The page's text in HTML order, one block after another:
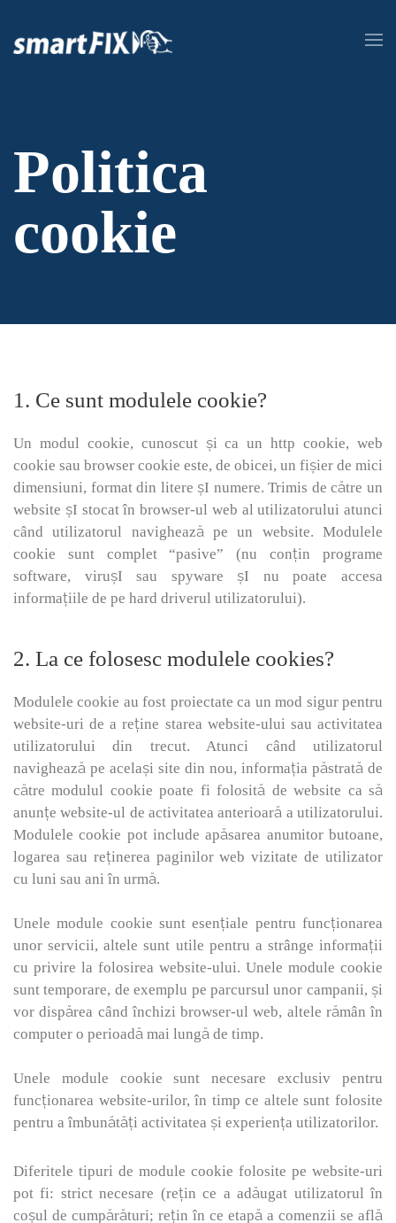
Skip to main content
Politica
cookie
1. Ce sunt modulele cookie?
Un modul cookie, cunoscut și ca un http cookie, web
cookie sau browser cookie este, de obicei, un fișier de mici
dimensiuni, format din litere șI numere. Trimis de către un
website șI stocat în browser-ul web al utilizatorului atunci
când utilizatorul navighează pe un website. Modulele
cookie sunt complet “pasive” (nu conțin programe
software, virușI sau spyware șI nu poate accesa
informațiile de pe hard driverul utilizatorului).
2. La ce folosesc modulele cookies?
Modulele cookie au fost proiectate ca un mod sigur pentru
website-uri de a reține starea website-ului sau activitatea
utilizatorului din trecut. Atunci când utilizatorul
navighează pe același site din nou, informația păstrată de
către modulul cookie poate fi folosită de website ca să
anunțe website-ul de activitatea anterioară a utilizatorului.
Modulele cookie pot include apăsarea anumitor butoane,
logarea sau reținerea paginilor web vizitate de utilizator
cu luni sau ani în urmă.
Unele module cookie sunt esenţiale pentru funcţionarea
unor servicii, altele sunt utile pentru a strânge informaţii
cu privire la folosirea website-ului. Unele module cookie
sunt temporare, de exemplu pe parcursul unor campanii, şi
vor dispărea când închizi browser-ul web, altele rămân în
computer o perioadă mai lungă de timp.
Unele module cookie sunt necesare exclusiv pentru
funcţionarea website-urilor, în timp ce altele sunt folosite
pentru a îmbunătăţi activitatea şi experienţa utilizatorilor.
Diferitele tipuri de module cookie folosite pe website-uri
pot fi: strict necesare (reţin ce a adăugat utilizatorul în
coşul de cumpărături; reţin în ce etapă a comenzii se află